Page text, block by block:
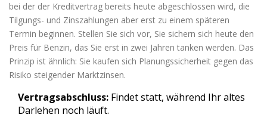
bei der der Kreditvertrag bereits heute abgeschlossen wird, die
Tilgungs- und Zinszahlungen aber erst zu einem späteren
Termin beginnen. Stellen Sie sich vor, Sie sichern sich heute den
Preis für Benzin, das Sie erst in zwei Jahren tanken werden. Das
Prinzip ist ähnlich: Sie kaufen sich Planungssicherheit gegen das
Risiko steigender Marktzinsen.
Vertragsabschluss: Findet statt, während Ihr altes
Darlehen noch läuft.